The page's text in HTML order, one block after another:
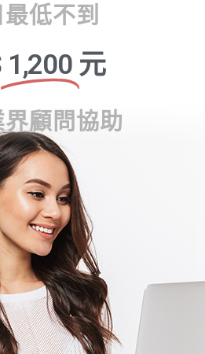
低不到
1,200 元
顧問協助